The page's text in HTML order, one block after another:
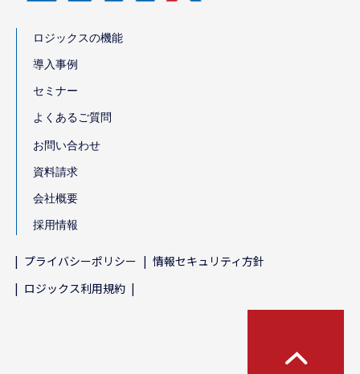
ロジックスの機能
導入事例
セミナー
よくあるご質問
お問い合わせ
資料請求
会社概要
採用情報
プライバシーポリシー
情報セキュリティ方針
ロジックス利用規約